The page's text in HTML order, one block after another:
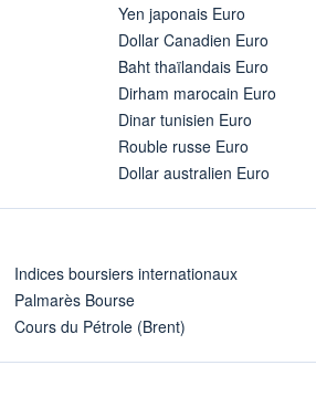
Yen japonais Euro
Dollar Canadien Euro
Baht thaïlandais Euro
Dirham marocain Euro
Dinar tunisien Euro
Rouble russe Euro
Dollar australien Euro
Indices boursiers internationaux
Palmarès Bourse
Cours du Pétrole (Brent)